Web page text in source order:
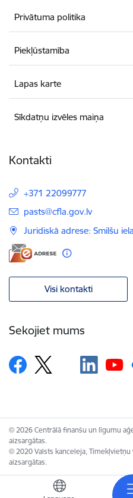
Privātuma politika
Piekļūstamība
Lapas karte
Sīkdatņu izvēles maiņa
Kontakti
+371 22099777
E-pasts:
pasts@cfla.gov.lv
Juridiskā adrese: Smilšu
Visi kontakti
Sekojiet mums
© 2026 Centrālā finanšu un līgumu
aizsargātas.
© 2020 Valsts kanceleja,
aizsargātas.